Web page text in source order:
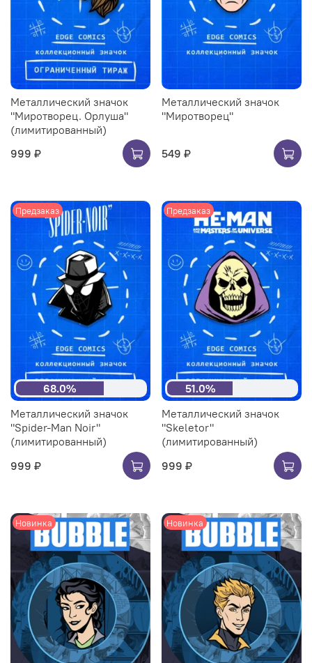
Металлический значок
"Миротворец. Орлуша"
(лимитированный)
999 ₽
Металлический значок
"Миротворец"
549 ₽
68.0%
Предзаказ
Металлический значок
"Spider-Man Noir"
(лимитированный)
999 ₽
51.0%
Предзаказ
Металлический значок
"Skeletor"
(лимитированный)
999 ₽
Новинка Новинка